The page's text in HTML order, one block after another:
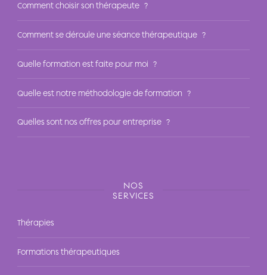
Comment choisir son thérapeute ?
Comment se déroule une séance thérapeutique ?
Quelle formation est faite pour moi ?
Quelle est notre méthodologie de formation ?
Quelles sont nos offres pour entreprise ?
NOS
SERVICES
Thérapies
Formations thérapeutiques